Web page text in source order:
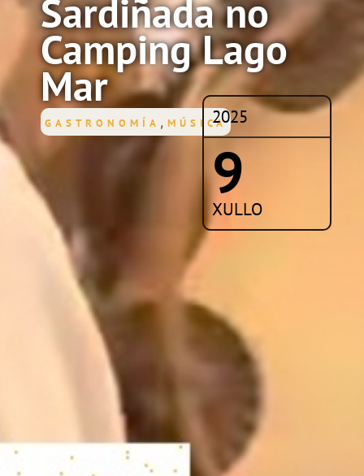
2025
9
XULLO
Sardiñada no
Camping Lago
Mar
GASTRONOMÍA , MÚSICA